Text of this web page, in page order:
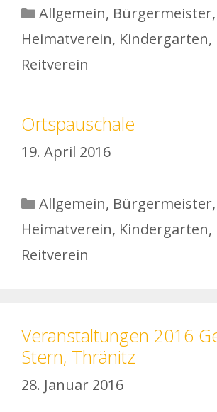
Kategorien
Allgemein, Bürgermeister,
Heimatverein, Kindergarten,
Reitverein
Ortspauschale
19. April 2016
Kategorien
Allgemein, Bürgermeister,
Heimatverein, Kindergarten,
Reitverein
Veranstaltungen 2016
Stern, Thränitz
28. Januar 2016